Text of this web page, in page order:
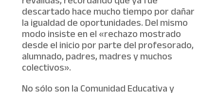
descartado hace mucho tiempo por dañar
la igualdad de oportunidades. Del mismo
modo insiste en el «rechazo mostrado
desde el inicio por parte del profesorado,
alumnado, padres, madres y muchos
colectivos».
No sólo son la Comunidad Educativa y